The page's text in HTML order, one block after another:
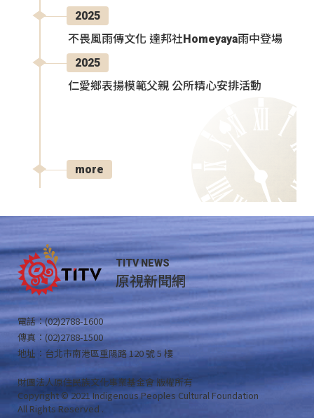
2025
不畏風雨傳文化 達邦社Homeyaya雨中登場
2025
仁愛鄉表揚模範父親 公所精心安排活動
more
TITV NEWS
原視新聞網
電話：(02)2788-1600
傳真：(02)2788-1500
地址：台北市南港區重陽路 120 號 5 樓
財團法人原住民族文化事業基金會 版權所有
Copyright © 2021 Indigenous Peoples Cultural Foundation
All Rights Reserved .